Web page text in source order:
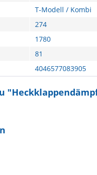
T-Modell / Kombi
274
1780
81
4046577083905